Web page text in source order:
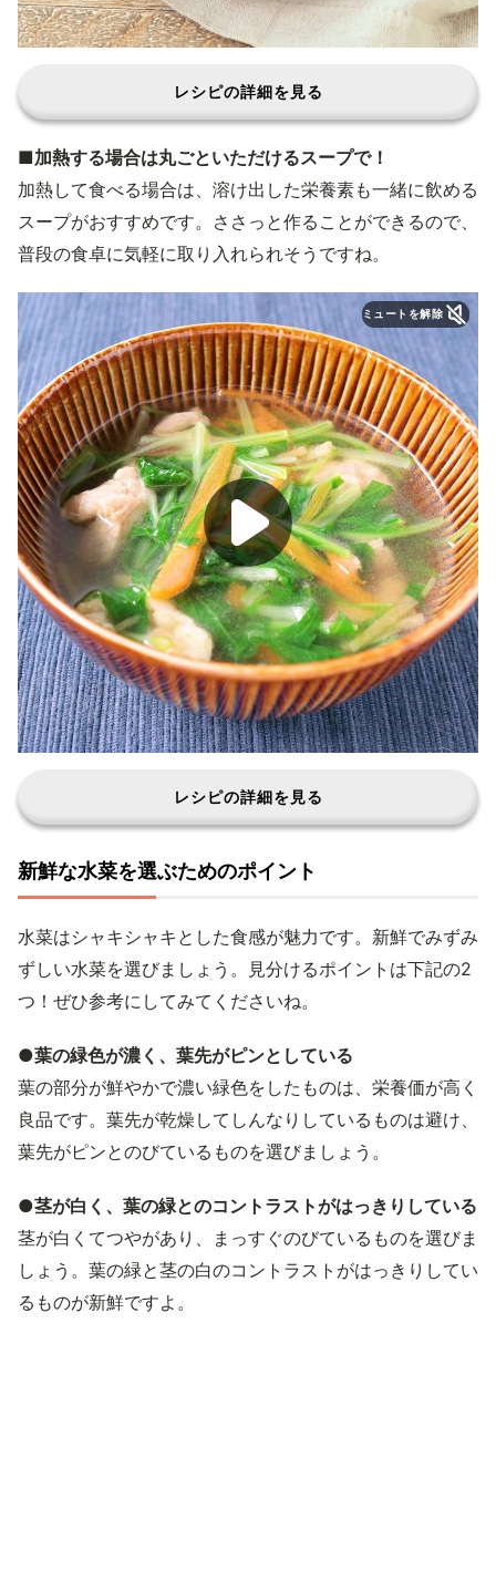
レシピの詳細を見る
■加熱する場合は丸ごといただけるスープで！
加熱して食べる場合は、溶け出した栄養素も一緒に飲める
スープがおすすめです。ささっと作ることができるので、
普段の食卓に気軽に取り入れられそうですね。
ミュートを解除
レシピの詳細を見る
新鮮な水菜を選ぶためのポイント
水菜はシャキシャキとした食感が魅力です。新鮮でみずみ
ずしい水菜を選びましょう。見分けるポイントは下記の2
つ！ぜひ参考にしてみてくださいね。
●葉の緑色が濃く、葉先がピンとしている
葉の部分が鮮やかで濃い緑色をしたものは、栄養価が高く
良品です。葉先が乾燥してしんなりしているものは避け、
葉先がピンとのびているものを選びましょう。
●茎が白く、葉の緑とのコントラストがはっきりしている
茎が白くてつやがあり、まっすぐのびているものを選びま
しょう。葉の緑と茎の白のコントラストがはっきりしてい
るものが新鮮ですよ。